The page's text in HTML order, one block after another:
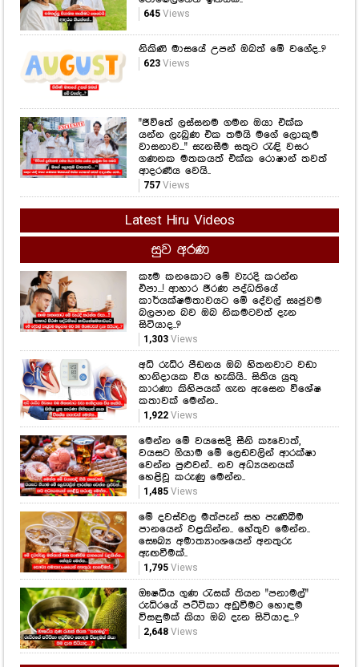
645Views
නිකිණි මාසයේ උපන් ඔබත් මේ වගේද..?
623Views
"ජීවිතේ ලස්සනම ගමන ඔයා එක්ක
යන්න ලැබුණ එක තමයි මගේ ලොකුම
වාසනාව..." සැනසීම සතුට රැඳි වසර
ගණනක මතකයත් එක්ක රොෂාන් තවත්
ආදරණීය වෙයි..
757Views
Latest Hiru Videos
සුව අරණ
කෑම කනකොට මේ වැරදි කරන්න
එපා...! ආහාර ජීරණ පද්ධතියේ
කාර්යක්ෂමතාවයට මේ දේවල් සෘජුවම
බලපාන බව ඔබ නිකමටවත් දැන
සිටියාද..?
1,303Views
අධි රුධිර පීඩනය ඔබ හිතනවාට වඩා
හානිදායක විය හැකියි.. සිතිය යුතු
කාරණා කිහිපයක් ගැන ඇසෙන විශේෂ
කතාවක් මෙන්න..
1,922Views
මෙන්න මේ වයසෙදි සීනි කෑවොත්,
වයසට ගියාම මේ ලෙඩවලින් ආරක්ෂා
වෙන්න පුළුවන්.. නව අධ්‍යයනයක්
හෙළිවූ කරුණු මෙන්න..
1,485Views
මේ දවස්වල මත්පැන් සහ පැණිබීම
පානයෙන් වළකින්න.. හේතුව මෙන්න..
සෞඛ්‍ය අමාත්‍යාංශයෙන් අනතුරු
ඇඟවීමක්..
1,795Views
ඖෂධීය ගුණ රැසක් තියන "පනාමල්"
රුධිරයේ පට්ටිකා අඩුවීමට හොඳම
විසඳුමක් කියා ඔබ දැන සිටියාද...?
2,648Views